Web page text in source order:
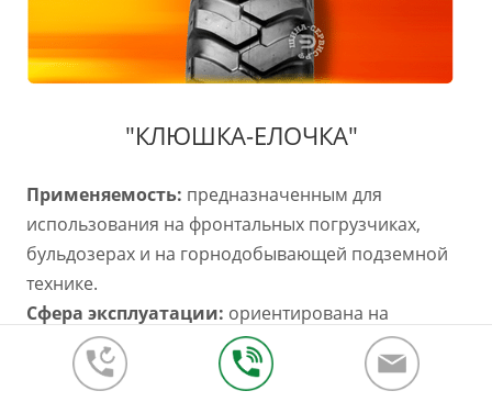
"КЛЮШКА-ЕЛОЧКА"
Применяемость: предназначенным для
использования на фронтальных погрузчиках,
бульдозерах и на горнодобывающей подземной
технике.
Сфера эксплуатации: ориентирована на
применение в основном в строительстве.
Рабочие свойства протектора:
Первое, что